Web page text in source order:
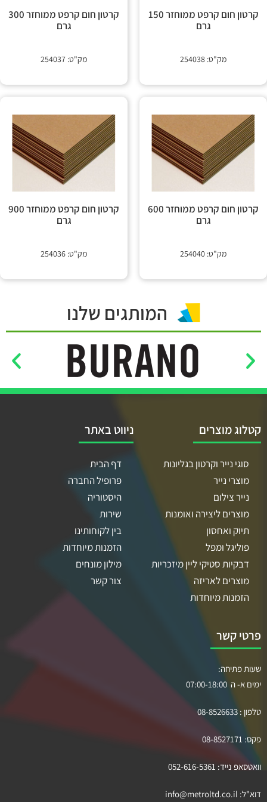
קשר
קרטון חום קרפט ממוחזר 150
גרם
מק"ט: 254038
קרטון חום קרפט ממוחזר 300
גרם
מק"ט: 254037
קרטון חום קרפט ממוחזר 600
גרם
מק"ט: 254040
קרטון חום קרפט ממוחזר 900
גרם
מק"ט: 254036
המותגים שלנו
קטלוג מוצרים
סוגי נייר וקרטון בגליונות
מוצרי נייר
נייר צילום
מוצרים ליצירה ואומנות
תיוק ואחסון
פוליגל ומפל
דבקיות סטיקי ליין מיזכריות
מוצרים לאריזה
הזמנות מיוחדות
ניווט באתר
דף הבית
פרופיל החברה
היסטוריה
שירות
בין לקוחותינו
הזמנות מיוחדות
מילון מונחים
צור קשר
פרטי קשר
שעות פתיחה:
ימים א- ה 07:00-18:00
טלפון : 08-8526633
פקס: 08-8527171
וואטסאפ נייד: 052-616-5361
דוא"ל: info@metroltd.co.il